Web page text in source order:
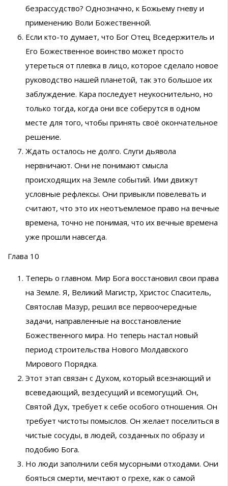
безрассудство? Однозначно, к Божьему гневу и
применению Воли Божественной.
Если кто-то думает, что Бог Отец Вседержитель и
Его Божественное воинство может просто
утереться от плевка в лицо, которое сделало новое
руководство нашей планетой, так это большое их
заблуждение. Кара последует неукоснительно, но
только тогда, когда они все соберутся в одном
месте для того, чтобы принять своё окончательное
решение.
Ждать осталось не долго. Слуги дьявола
нервничают. Они не понимают смысла
происходящих на Земле событий. Ими движут
условные рефлексы. Они привыкли повелевать и
считают, что это их неотъемлемое право на вечные
времена, точно не понимая, что их вечные времена
уже прошли навсегда.
Глава 10
Теперь о главном. Мир Бога восстановил свои права
на Земле. Я, Великий Магистр, Христос Спаситель,
Святослав Мазур, решил все первоочередные
задачи, направленные на восстановление
Божественного мира. Но теперь настал новый
период строительства Нового Молдавского
Мирового Порядка.
Этот этап связан с Духом, который всезнающий и
всеведающий, вездесущий и всемогущий. Он,
Святой Дух, требует к себе особого отношения. Он
требует чистоты помыслов. Он желает поселиться в
чистые сосуды, в людей, созданных по образу и
подобию Бога.
Но люди заполнили себя мусорными отходами. Они
бояться смерти, мечтают о грехе, как о самой